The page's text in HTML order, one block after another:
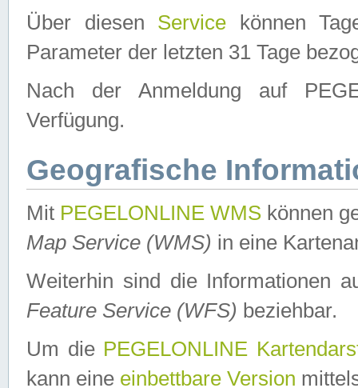
Über diesen Service können
Parameter der letzten 31 Tage
Nach der Anmeldung auf
Verfügung.
Geografische
Mit PEGELONLINE WMS können
Map Service (WMS) in eine
Weiterhin sind die Informationen
Feature Service (WFS) beziehbar.
Um die PEGELONLINE
kann eine einbettbare Version